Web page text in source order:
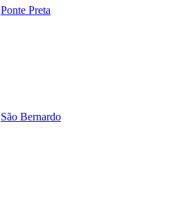
Ponte Preta
São Bernardo